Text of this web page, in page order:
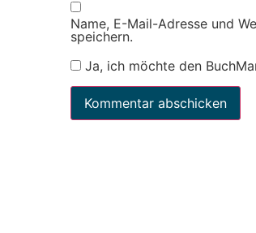
Name, E-Mail-Adresse und
speichern.
Ja, ich möchte den